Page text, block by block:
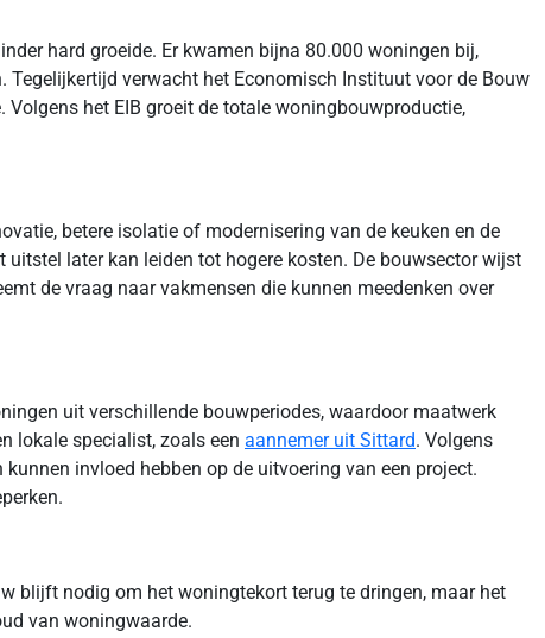
hard groeide. Er kwamen bijna 80.000 woningen bij,
verwacht het Economisch Instituut voor de Bouw
het EIB groeit de totale woningbouwproductie,
betere isolatie of modernisering van de keuken en de
later kan leiden tot hogere kosten. De bouwsector wijst
de vraag naar vakmensen die kunnen meedenken over
uit verschillende bouwperiodes, waardoor maatwerk
lokale specialist, zoals een aannemer uit Sittard. Volgens
invloed hebben op de uitvoering van een project.
blijft nodig om het woningtekort terug te dringen, maar het
van woningwaarde.